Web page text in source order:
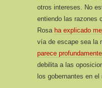
otros intereses. No
entiendo las razones
Rosa ha explicado
vía de escape sea la
parece
debilita a las
los gobernantes en